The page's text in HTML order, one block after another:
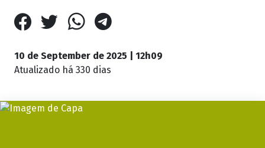
10 de September de 2025 | 12h09
Atualizado há 330 dias